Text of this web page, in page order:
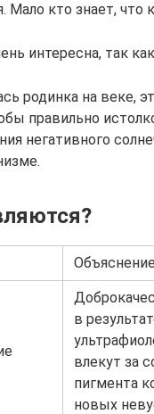
кто знает, что
интересна, так
родинка на веке,
правильно
негативного
Объяснение
в
влекут за
пигмента
новых